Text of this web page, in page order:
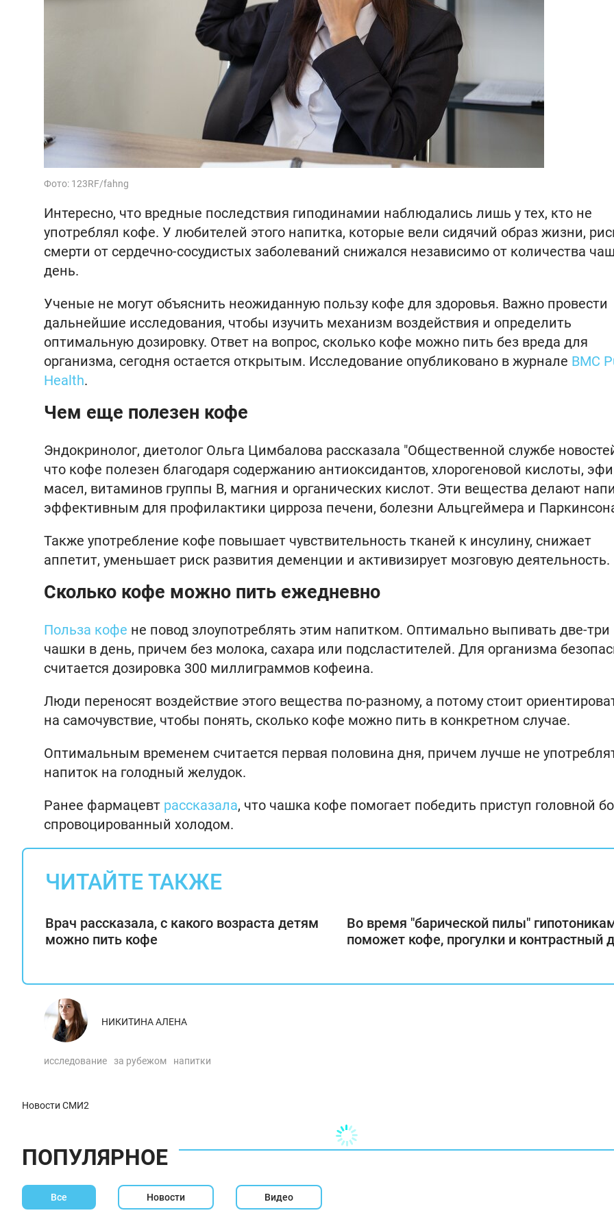
Фото: 123RF/fahng
Интересно, что вредные последствия гиподинамии наблюдались лишь у тех, кто не
употреблял кофе. У любителей этого напитка, которые вели сидячий образ жизни,
смерти от сердечно-сосудистых заболеваний снижался независимо от количества
день.
Ученые не могут объяснить неожиданную пользу кофе для здоровья. Важно провести
дальнейшие исследования, чтобы изучить механизм воздействия и определить
оптимальную дозировку. Ответ на вопрос, сколько кофе можно пить без вреда для
организма, сегодня остается открытым. Исследование опубликовано в журнале BMC
Health.
Чем еще полезен кофе
Эндокринолог, диетолог Ольга Цимбалова рассказала "Общественной службе
что кофе полезен благодаря содержанию антиоксидантов, хлорогеновой кислоты,
масел, витаминов группы В, магния и органических кислот. Эти вещества делают
эффективным для профилактики цирроза печени, болезни Альцгеймера и
Также употребление кофе повышает чувствительность тканей к инсулину, снижает
аппетит, уменьшает риск развития деменции и активизирует мозговую деятельность.
Сколько кофе можно пить ежедневно
Польза кофе не повод злоупотреблять этим напитком. Оптимально выпивать две-три
чашки в день, причем без молока, сахара или подсластителей. Для организма
считается дозировка 300 миллиграммов кофеина.
Люди переносят воздействие этого вещества по-разному, а потому стоит
на самочувствие, чтобы понять, сколько кофе можно пить в конкретном случае.
Оптимальным временем считается первая половина дня, причем лучше не
напиток на голодный желудок.
Ранее фармацевт рассказала, что чашка кофе помогает победить приступ головной
спровоцированный холодом.
ЧИТАЙТЕ ТАКЖЕ
Врач рассказала, с какого возраста детям
можно пить кофе
Во время "барической пилы"
поможет кофе, прогулки и контрастный
НИКИТИНА АЛЕНА
исследование за рубежом напитки
Новости СМИ2
ПОПУЛЯРНОЕ
Все Новости Видео